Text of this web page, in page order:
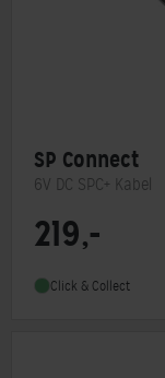
SP Connect
6V DC SPC+ Kabel
219,-
Click & Collect